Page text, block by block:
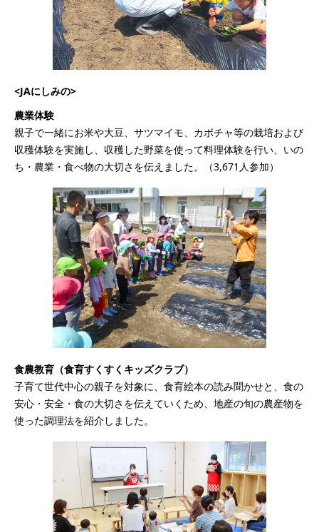
<JAにしみの>
農業体験
親子で一緒にお米や大豆、サツマイモ、カボチャ等の栽培および
収穫体験を実施し、収穫した野菜を使って料理体験を行い、いの
ち・農業・食べ物の大切さを伝えました。（3,671人参加）
食農教育（食育すくすくキッズクラブ）
子育て世代中心の親子を対象に、食育絵本の読み聞かせと、食の
安心・安全・食の大切さを伝えていくため、地産の旬の農産物を
使った調理法を紹介しました。